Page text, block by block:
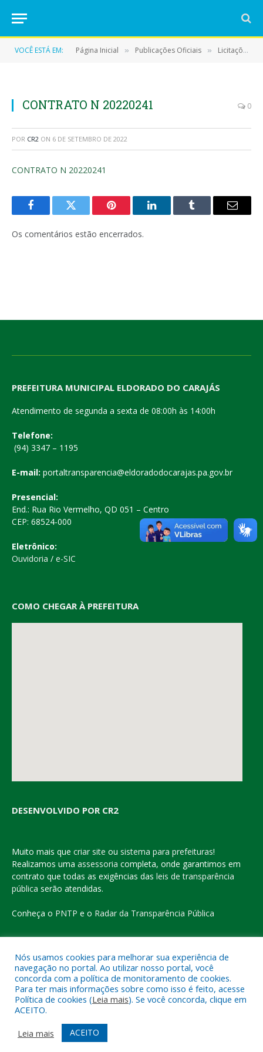
VOCÊ ESTÁ EM: Página Inicial » Publicações Oficiais » Licitações
CONTRATO N 20220241 0
POR CR2 ON 6 DE SETEMBRO DE 2022
CONTRATO N 20220241
FacebookTwitter Pinterest LinkedInTumblr
E-
Os comentários estão encerrados.
PREFEITURA MUNICIPAL ELDORADO DO CARAJÁS
Atendimento de segunda a sexta de 08:00h às 14:00h
Telefone:
(94) 3347 – 1195
E-mail: portaltransparencia@eldoradodocarajas.pa.gov.br
Presencial:
End.: Rua Rio Vermelho, QD 051 – Centro
CEP: 68524-000
Eletrônico:
Ouvidoria / e-SIC
COMO CHEGAR À PREFEITURA
DESENVOLVIDO POR CR2
Muito mais que criar site ou sistema para prefeituras!
Realizamos uma assessoria completa, onde garantimos em
contrato que todas as exigências das leis de transparência
pública serão atendidas.
Conheça o PNTP e o Radar da Transparência Pública
Todos os direitos reservados a Prefeitura Municipal de Eldorado
do Carajás
Mapa do Site
Acessar o Webmail
Nós usamos cookies para melhorar sua experiência de
navegação no portal. Ao utilizar nosso portal, você
concorda com a política de monitoramento de cookies.
Para ter mais informações sobre como isso é feito, acesse
Política de cookies (Leia mais). Se você concorda, clique em
ACEITO.
Leia mais
ACEITO